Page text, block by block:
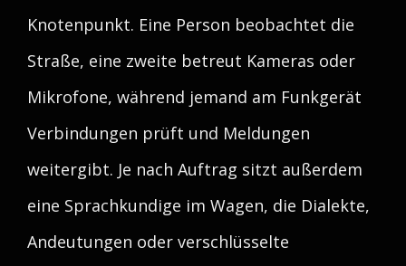
Knotenpunkt. Eine Person beobachtet die
Straße, eine zweite betreut Kameras oder
Mikrofone, während jemand am Funkgerät
Verbindungen prüft und Meldungen
weitergibt. Je nach Auftrag sitzt außerdem
eine Sprachkundige im Wagen, die Dialekte,
Andeutungen oder verschlüsselte